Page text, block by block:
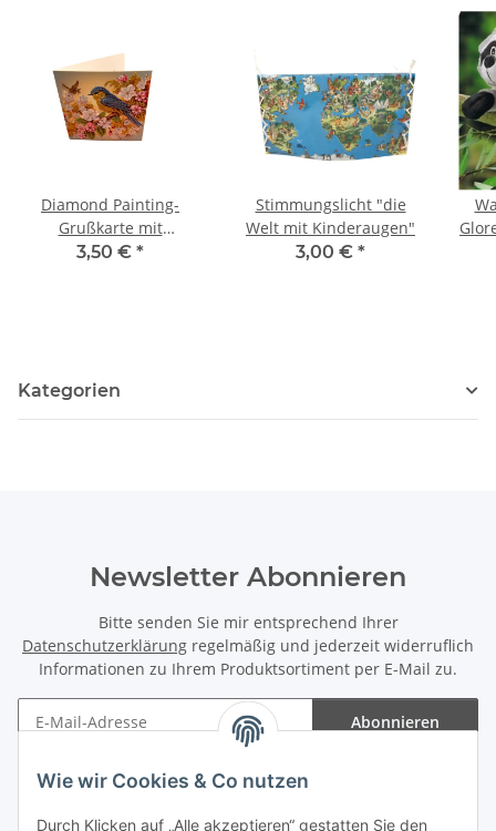
Wie wir Cookies & Co nutzen
Durch Klicken auf „Alle akzeptieren“ gestatten Sie den
Diamond Painting-
Grußkarte mit
Vogelmotiv
3,50 € *
Stimmungslicht "die
Welt mit Kinderaugen"
3,00 € *
Kategorien
Newsletter Abonnieren
Bitte senden Sie mir entsprechend Ihrer
Datenschutzerklärung regelmäßig und jederzeit widerruflich
Informationen zu Ihrem Produktsortiment per E-Mail zu.
Abonnieren